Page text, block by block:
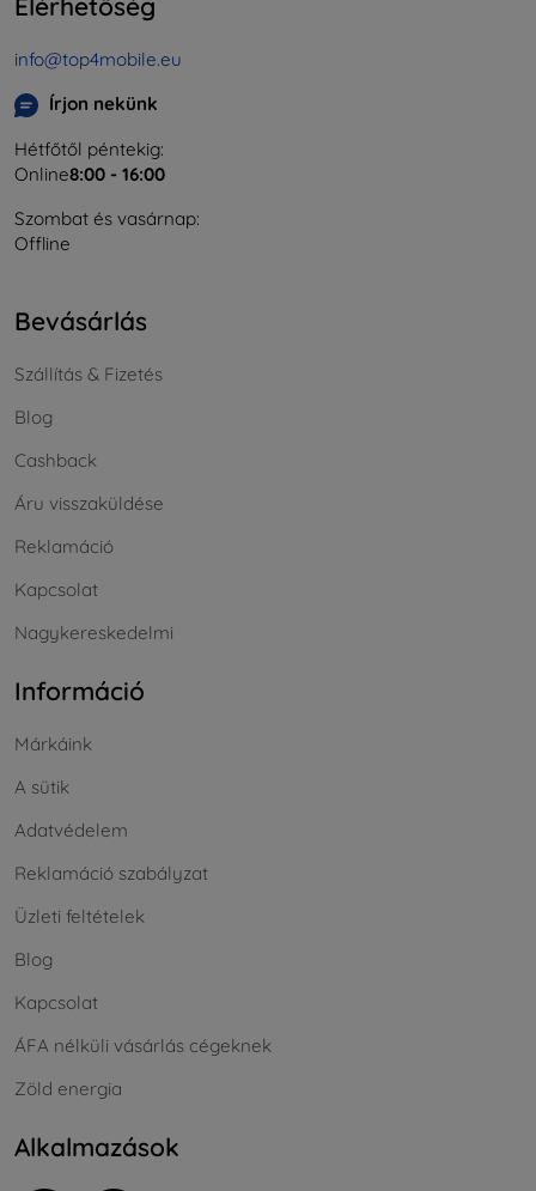
info@top4mobile.eu
Írjon nekünk
Hétfőtől péntekig:
Online8:00 - 16:00
Szombat és vasárnap:
Offline
Bevásárlás
Szállítás & Fizetés
Blog
Cashback
Áru visszaküldése
Reklamáció
Kapcsolat
Nagykereskedelmi
Információ
Márkáink
A sütik
Adatvédelem
Reklamáció szabályzat
Üzleti feltételek
Blog
Kapcsolat
ÁFA nélküli vásárlás cégeknek
Zöld energia
Alkalmazások